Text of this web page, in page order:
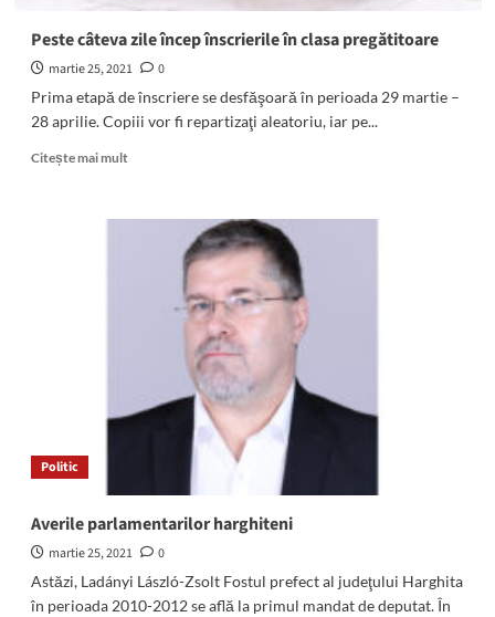
Peste câteva zile încep înscrierile în clasa pregătitoare
martie 25, 2021
0
Prima etapă de înscriere se desfăşoară în perioada 29 martie –
28 aprilie. Copiii vor fi repartizaţi aleatoriu, iar pe...
Citește mai multRead
Peste
înscrierile
pregătitoare
Politic
Averile parlamentarilor harghiteni
martie 25, 2021
0
Astăzi, Ladányi László-Zsolt Fostul prefect al judeţului Harghita
în perioada 2010-2012 se află la primul mandat de deputat. În